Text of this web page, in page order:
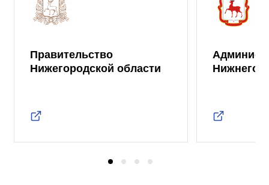
Правительство
Нижегородской области
Нижнего